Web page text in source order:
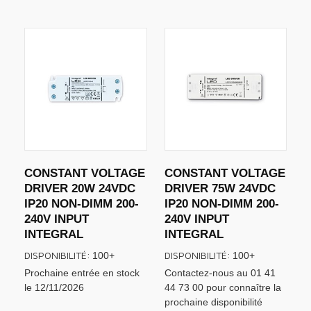
CONSTANT VOLTAGE
DRIVER 20W 24VDC
IP20 NON-DIMM 200-
240V INPUT
INTEGRAL
Prochaine entrée en stock
le 12/11/2026
DISPONIBILITÉ: 100+
CONSTANT VOLTAGE
DRIVER 75W 24VDC
IP20 NON-DIMM 200-
240V INPUT
INTEGRAL
Contactez-nous au 01 41
44 73 00 pour connaître la
prochaine disponibilité
DISPONIBILITÉ: 100+